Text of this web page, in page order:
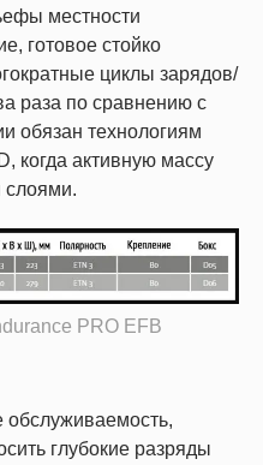
местности
готовое стойко
циклы зарядов/
раза по сравнению с
обязан технологиям
когда активную массу
слоями.
PRO EFB
обслуживаемость,
глубокие разряды